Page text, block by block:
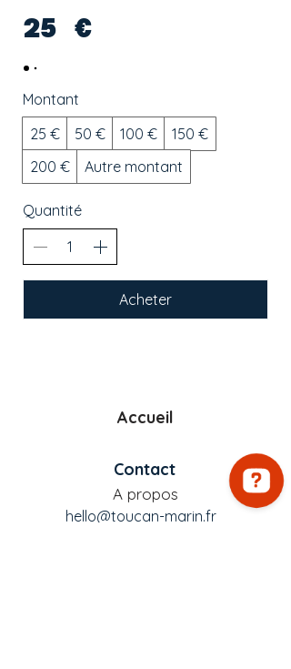
25 €
Montant
25 €
50 € 100 €
150 €
200 €
Autre montant
Quantité
Acheter
Accueil
Contact
A propos
hello@toucan-marin.fr